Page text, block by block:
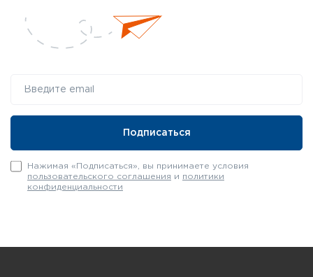
Нажимая «Подписаться», вы принимаете условия
пользовательского соглашения и политики
конфиденциальности